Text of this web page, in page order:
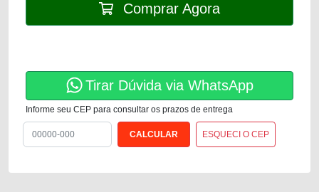
Comprar Agora
Tirar Dúvida via WhatsApp
Informe seu CEP para consultar os prazos de entrega
ESQUECI O CEP